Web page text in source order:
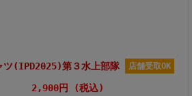
ツ(IPD2025)第３水上部隊 店舗受取OK
2,900円 (税込)